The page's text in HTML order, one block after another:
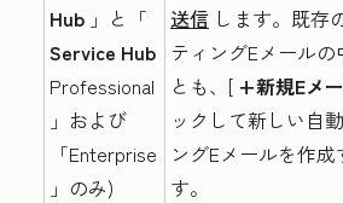
Hub 」と「
Service Hub
Professional
」および
「Enterprise
」のみ)
送信 します。既存
ティングEメール
とも、[ +新規Eメ
ックして新しい自
ングEメールを作
す。